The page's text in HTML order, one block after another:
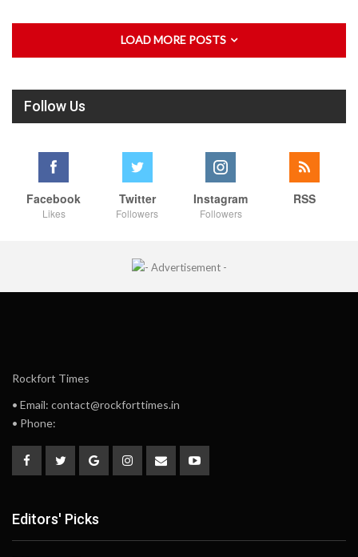
LOAD MORE POSTS
Follow Us
Facebook
Likes
Twitter
Followers
Instagram
Followers
RSS
Rockfort Times
• Email: contact@rockforttimes.in
• Phone:
Editors' Picks